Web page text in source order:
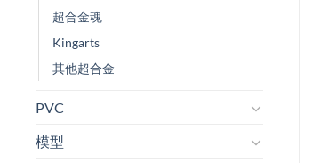
超合金魂
Kingarts
其他超合金
PVC
模型